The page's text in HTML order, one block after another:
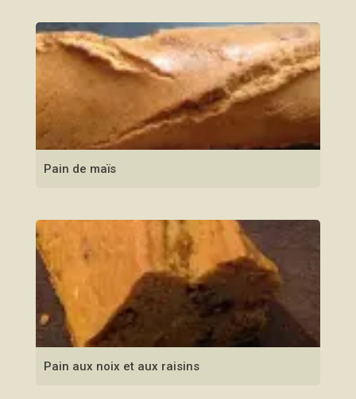
Pain de maïs
Pain aux noix et aux raisins